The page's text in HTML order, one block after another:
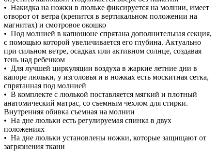
• Накидка на ножки в люльке фиксируется на молнии, имеет
отворот от ветра (крепится в вертикальном положении на
магнитах) и смотровое окошко
• Под молнией в капюшоне спрятана дополнительная секция,
с помощью которой увеличивается его глубина. Актуально
при сильном ветре, осадках или активном солнце, создавая
тень над ребенком
• Для лучшей циркуляции воздуха в жаркие летние дни в
капоре люльки, у изголовья и в ножках есть москитная сетка,
спрятанная под молнией
• В комплекте с люлькой поставляется мягкий и плотный
анатомический матрас, со съемным чехлом для стирки.
Внутренняя обивка съемная на молнии
• На дне люльки есть регулируемая спинка в двух
положениях
• На дне люльки установлены ножки, которые защищают от
загрязнения ткани